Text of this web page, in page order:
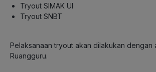
Tryout SIMAK UI
Tryout SNBT
Pelaksanaan tryout akan dilakukan dengan
Ruangguru.